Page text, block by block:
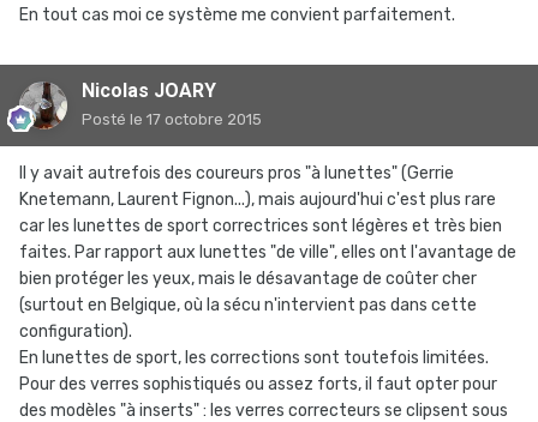
En tout cas moi ce système me convient parfaitement.
Nicolas JOARY
Posté le 17 octobre 2015
Il y avait autrefois des coureurs pros "à lunettes" (Gerrie
Knetemann, Laurent Fignon...), mais aujourd'hui c'est plus rare
car les lunettes de sport correctrices sont légères et très bien
faites. Par rapport aux lunettes "de ville", elles ont l'avantage de
bien protéger les yeux, mais le désavantage de coûter cher
(surtout en Belgique, où la sécu n'intervient pas dans cette
configuration).
En lunettes de sport, les corrections sont toutefois limitées.
Pour des verres sophistiqués ou assez forts, il faut opter pour
des modèles "à inserts" : les verres correcteurs se clipsent sous